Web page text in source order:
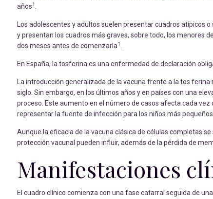
años1
Los adolescentes y adultos suelen presentar cuadros atípicos
y presentan los cuadros más graves, sobre todo, los menores
dos meses antes de comenzarla1
En España, la tosferina es una enfermedad de declaración
La introducción generalizada de la vacuna frente a la tos
siglo. Sin embargo, en los últimos años y en países con una
proceso. Este aumento en el número de casos afecta cada
representar la fuente de infección para los niños más pequeños
Aunque la eficacia de la vacuna clásica de células completas
protección vacunal pueden influir, además de la pérdida de
Manifestaciones
El cuadro clínico comienza con una fase catarral seguida de